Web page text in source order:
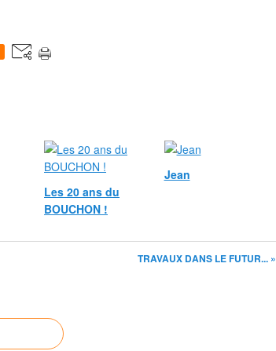
Les 20 ans du
BOUCHON !
Jean
TRAVAUX DANS LE FUTUR... »